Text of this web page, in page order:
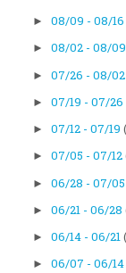
► 08/09 - 08/16
► 08/02 - 08/09
► 07/26 - 08/02
► 07/19 - 07/26
► 07/12 - 07/19
► 07/05 - 07/12
► 06/28 - 07/05
► 06/21 - 06/28
► 06/14 - 06/21
► 06/07 - 06/14